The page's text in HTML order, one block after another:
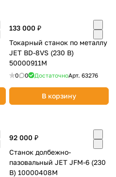
133 000 ₽
Токарный станок по металлу
JET BD-8VS (230 В)
50000911M
0 0 ДостаточноАрт. 63276
В корзину
92 000 ₽
Станок долбежно-
пазовальный JET JFM-6 (230
В) 10000408M